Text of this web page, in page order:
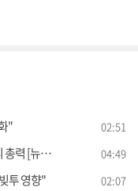
" 02:51
스의 맥] 04:49
투 영향" 02:07